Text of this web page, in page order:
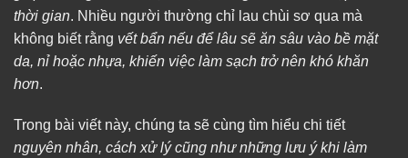
thời gian. Nhiều người thường chỉ lau chùi sơ qua mà
không biết rằng vết bẩn nếu để lâu sẽ ăn sâu vào bề mặt
da, nỉ hoặc nhựa, khiến việc làm sạch trở nên khó khăn
hơn.
Trong bài viết này, chúng ta sẽ cùng tìm hiểu chi tiết
nguyên nhân, cách xử lý cũng như những lưu ý khi làm